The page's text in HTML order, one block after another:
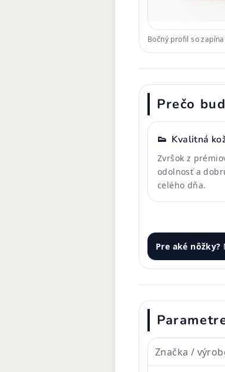
Bočný profil so
Prečo
👟 Kvalitná
Zvršok z
odolnosť a
celého dňa.
Pre aké nôžky?
Značka /